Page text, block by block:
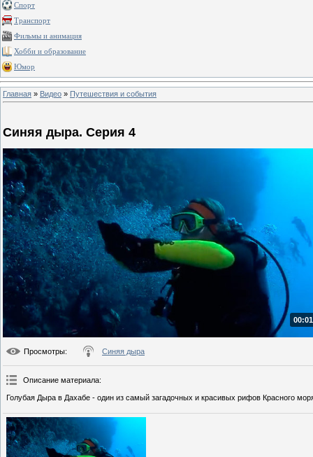
Спорт
Транспорт
Фильмы и анимация
Хобби и образование
Юмор
Главная » Видео » Путешествия и события
Синяя дыра. Серия 4
Просмотры: Синяя дыра
Описание материала:
Голубая Дыра в Дахабе - один из самый загадочных и красивых рифов Красного